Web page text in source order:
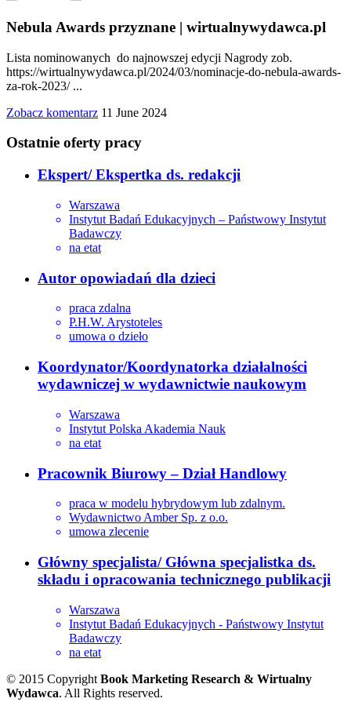
Nebula Awards przyznane | wirtualnywydawca.pl
Lista nominowanych do najnowszej edycji Nagrody zob.
https://wirtualnywydawca.pl/2024/03/nominacje-do-nebula-awards-
za-rok-2023/ ...
Zobacz komentarz 11 June 2024
Ostatnie oferty pracy
Ekspert/ Ekspertka ds. redakcji
Warszawa
Instytut Badań Edukacyjnych – Państwowy Instytut
Badawczy
na etat
Autor opowiadań dla dzieci
praca zdalna
P.H.W. Arystoteles
umowa o dzieło
Koordynator/Koordynatorka działalności
wydawniczej w wydawnictwie naukowym
Warszawa
Instytut Polska Akademia Nauk
na etat
Pracownik Biurowy – Dział Handlowy
praca w modelu hybrydowym lub zdalnym.
Wydawnictwo Amber Sp. z o.o.
umowa zlecenie
Główny specjalista/ Główna specjalistka ds.
składu i opracowania technicznego publikacji
Warszawa
Instytut Badań Edukacyjnych - Państwowy Instytut
Badawczy
na etat
© 2015 Copyright Book Marketing Research & Wirtualny
Wydawca. All Rights reserved.